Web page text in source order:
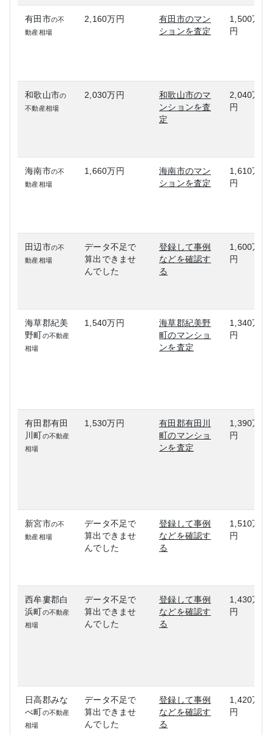
有田市の不
動産相場
2,160万円
有田市のマン
ションを査定
1,500万
円
和歌山市の
不動産相場
2,030万円
和歌山市のマ
ンションを査
定
2,040万
円
海南市の不
動産相場
1,660万円
海南市のマン
ションを査定
1,610万
円
田辺市の不
動産相場
データ不足で
算出できませ
んでした
登録して事例
などを確認す
る
1,600万
円
海草郡紀美
野町の不動産
相場
1,540万円
海草郡紀美野
町のマンショ
ンを査定
1,340万
円
有田郡有田
川町の不動産
相場
1,530万円
有田郡有田川
町のマンショ
ンを査定
1,390万
円
新宮市の不
動産相場
データ不足で
算出できませ
んでした
登録して事例
などを確認す
る
1,510万
円
西牟婁郡白
浜町の不動産
相場
データ不足で
算出できませ
んでした
登録して事例
などを確認す
る
1,430万
円
日高郡みな
べ町の不動産
相場
データ不足で
算出できませ
んでした
登録して事例
などを確認す
る
1,420万
円